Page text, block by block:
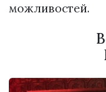
можливостей.